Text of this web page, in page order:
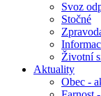
Svoz
Stočné
Životní
Aktuality
Obec -